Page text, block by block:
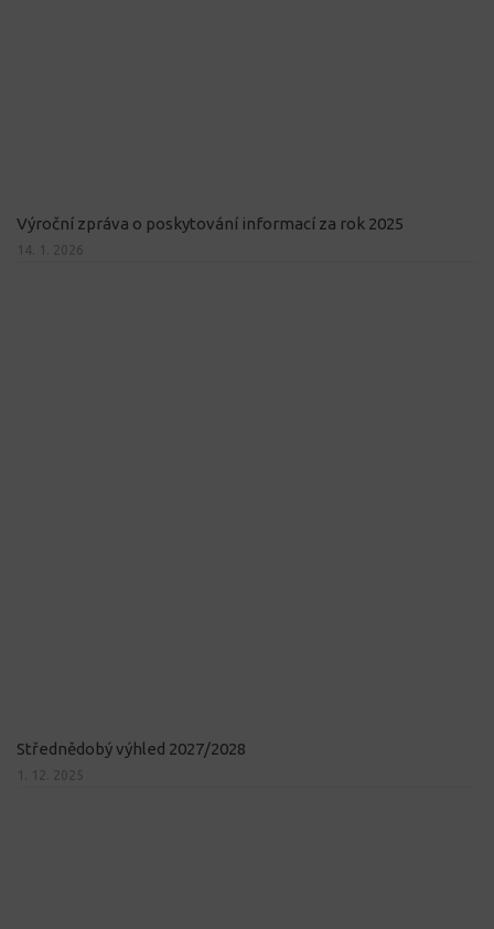
Výroční zpráva o poskytování informací za rok 2025
14. 1. 2026
Střednědobý výhled 2027/2028
1. 12. 2025